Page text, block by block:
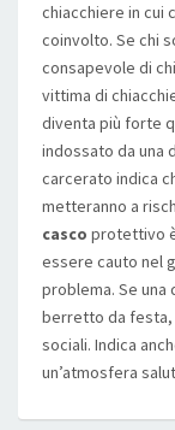
chiacchiere in cui
coinvolto. Se chi
consapevole di
vittima di
diventa più forte
indossato da una
carcerato indica
metteranno a
casco protettivo
essere cauto nel
problema. Se una
berretto da festa,
sociali. Indica
un’atmosfera